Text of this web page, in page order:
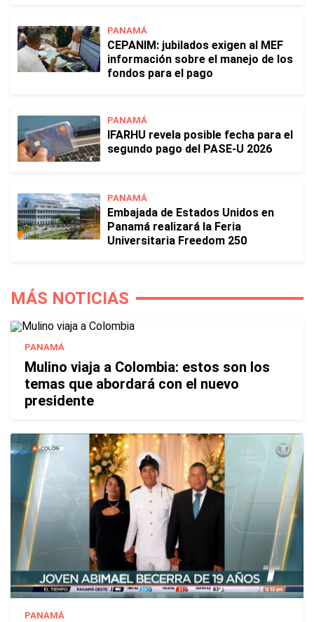
PANAMÁ
CEPANIM: jubilados exigen al MEF
información sobre el manejo de los
fondos para el pago
PANAMÁ
IFARHU revela posible fecha para el
segundo pago del PASE-U 2026
PANAMÁ
Embajada de Estados Unidos en
Panamá realizará la Feria
Universitaria Freedom 250
MÁS NOTICIAS
PANAMÁ
Mulino viaja a Colombia: estos son los
temas que abordará con el nuevo
presidente
PANAMÁ